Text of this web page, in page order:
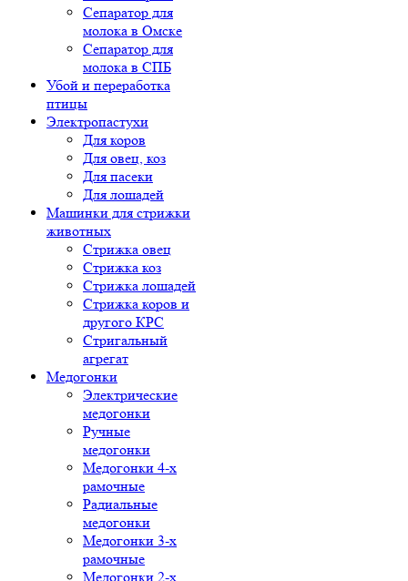
Сепаратор для
молока в Омске
Сепаратор для
молока в СПБ
Убой и переработка
птицы
Электропастухи
Для коров
Для овец, коз
Для пасеки
Для лошадей
Машинки для стрижки
животных
Стрижка овец
Стрижка коз
Стрижка лошадей
Стрижка коров и
другого КРС
Стригальный
агрегат
Медогонки
Электрические
медогонки
Ручные
медогонки
Медогонки 4-х
рамочные
Радиальные
медогонки
Медогонки 3-х
рамочные
Медогонки 2-х